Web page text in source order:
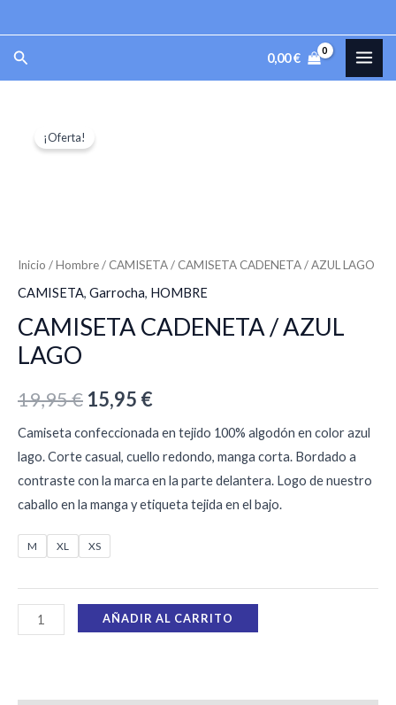
al
contenido
Buscar 0,00€
¡Oferta!
Inicio /Hombre/ CAMISETA/ CAMISETA CADENETA / AZUL LAGO
CAMISETA, Garrocha, HOMBRE
CAMISETA CADENETA / AZUL
LAGO
19,95€
19,95 €.
15,95 €
15,95 €.
Camiseta confeccionada en tejido 100% algodón en color azul
lago. Corte casual, cuello redondo, manga corta. Bordado a
contraste con la marca en la parte delantera. Logo de nuestro
caballo en la manga y etiqueta tejida en el bajo.
M XL XS
CADENETA
AÑADIR AL CARRITO